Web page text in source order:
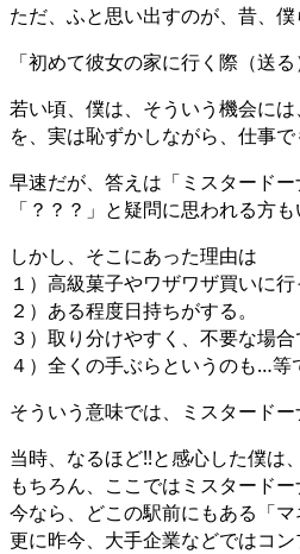
ただ、ふと思い出すのが、昔、
「初めて彼女の家に行く際（送
若い頃、僕は、そういう機会に
を、実は恥ずかしながら、仕事で
早速だが、答えは「ミスタードー
「？？？」と疑問に思われる方
しかし、そこにあった理由は
１）高級菓子やワザワザ買いに
２）ある程度日持ちがする。
３）取り分けやすく、不要な場
４）全くの手ぶらというのも…等
そういう意味では、ミスタード
当時、なるほど!!と感心した僕は
もちろん、ここではミスタード
今なら、どこの駅前にもある「
更に昨今、大手企業などではコ